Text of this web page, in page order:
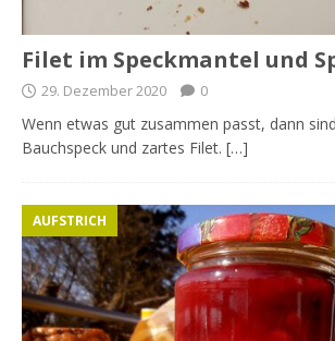
Filet im Speckmantel und
29. Dezember 2020 0
Wenn etwas gut zusammen passt, dann
Bauchspeck und zartes Filet. […]
AUFSTRICH